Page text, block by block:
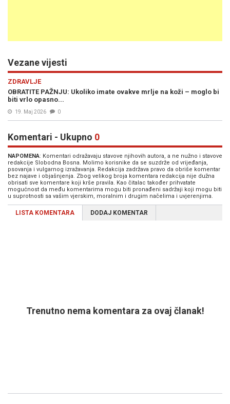
Vezane vijesti
ZDRAVLJE
OBRATITE PAŽNJU: Ukoliko imate ovakve mrlje na koži – moglo bi
biti vrlo opasno...
19. Maj 2026 0
Komentari - Ukupno 0
NAPOMENA: Komentari odražavaju stavove njihovih autora, a ne nužno i stavove
redakcije Slobodna Bosna. Molimo korisnike da se suzdrže od vrijeđanja,
psovanja i vulgarnog izražavanja. Redakcija zadržava pravo da obriše komentar
bez najave i objašnjenja. Zbog velikog broja komentara redakcija nije dužna
obrisati sve komentare koji krše pravila. Kao čitalac također prihvatate
mogućnost da među komentarima mogu biti pronađeni sadržaji koji mogu biti
u suprotnosti sa vašim vjerskim, moralnim i drugim načelima i uvjerenjima.
LISTA KOMENTARA DODAJ KOMENTAR
Trenutno nema komentara za ovaj članak!